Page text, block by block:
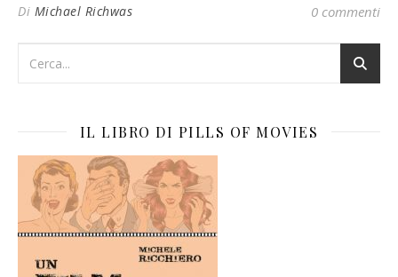
Di Michael Richwas 0 commenti
IL LIBRO DI PILLS OF MOVIES